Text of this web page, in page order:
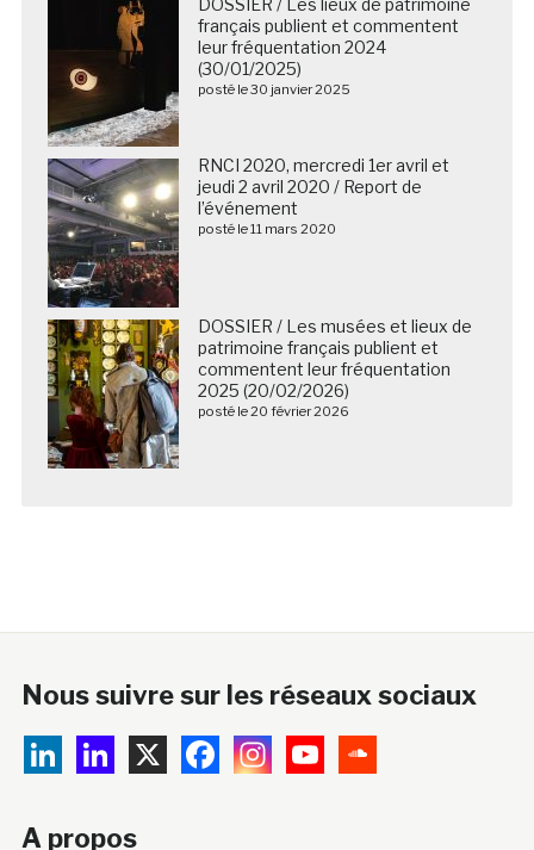
français publient et commentent
leur fréquentation 2024
(30/01/2025)
posté le 30 janvier 2025
RNCI 2020, mercredi 1er avril et
jeudi 2 avril 2020 / Report de
l’événement
posté le 11 mars 2020
DOSSIER / Les musées et lieux de
patrimoine français publient et
commentent leur fréquentation
2025 (20/02/2026)
posté le 20 février 2026
Nous suivre sur les réseaux sociaux
A propos